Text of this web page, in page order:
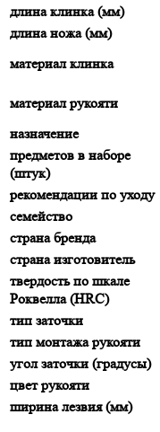
длина клинка (мм)
длина ножа (мм)
материал клинка
материал рукояти
назначение
предметов в наборе
(штук)
рекомендации по уходу
семейство
страна бренда
страна изготовитель
твердость по шкале
Роквелла (HRC)
тип заточки
тип монтажа рукояти
угол заточки (градусы)
цвет рукояти
ширина лезвия (мм)